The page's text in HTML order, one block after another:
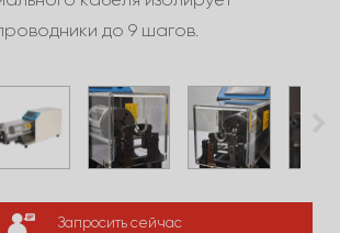
до 9 шагов.
Запросить сейчас